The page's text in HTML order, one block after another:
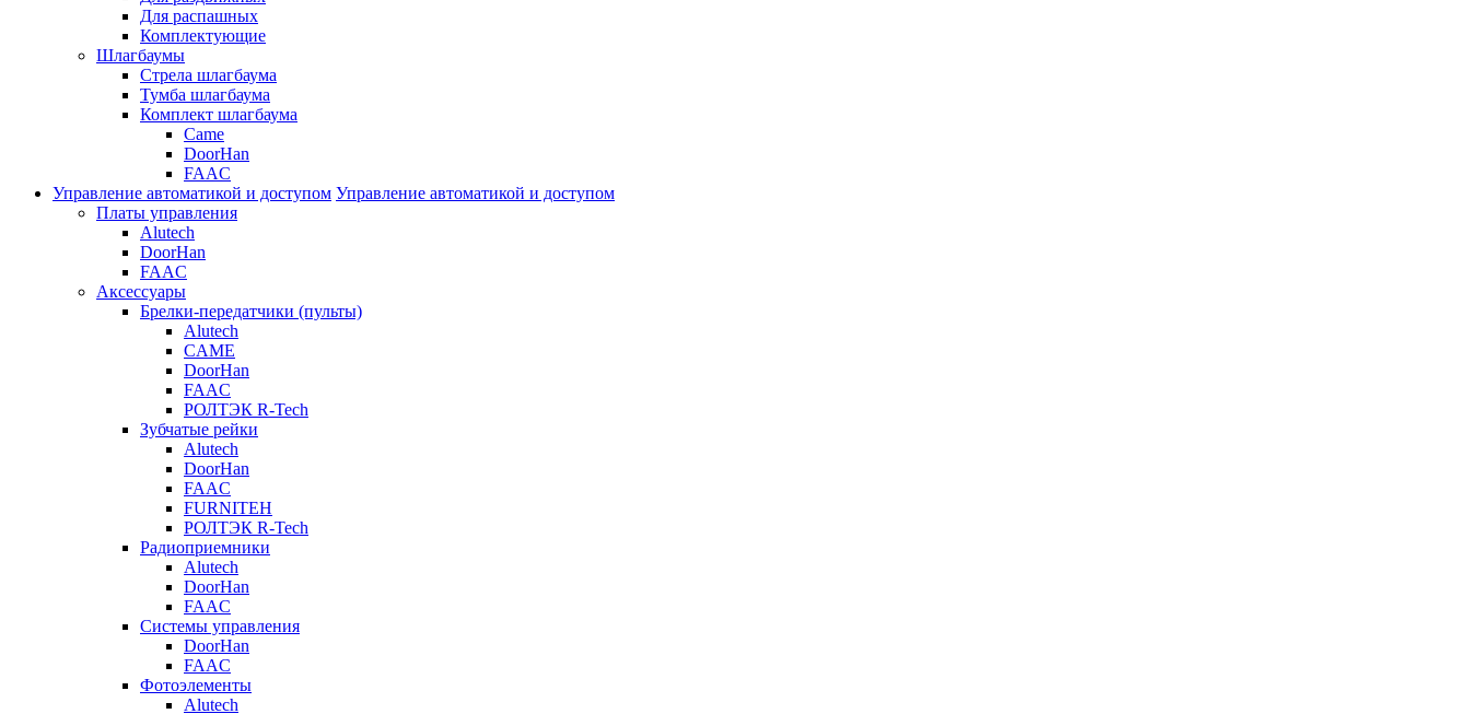
Для распашных
Комплектующие
Шлагбаумы
Стрела шлагбаума
Тумба шлагбаума
Комплект шлагбаума
Came
DoorHan
FAAC
Управление автоматикой и доступом Управление автоматикой и доступом
Платы управления
Alutech
DoorHan
FAAC
Аксессуары
Брелки-передатчики (пульты)
Alutech
CAME
DoorHan
FAAC
РОЛТЭК R-Tech
Зубчатые рейки
Alutech
DoorHan
FAAC
FURNITEH
РОЛТЭК R-Tech
Радиоприемники
Alutech
DoorHan
FAAC
Системы управления
DoorHan
FAAC
Фотоэлементы
Alutech